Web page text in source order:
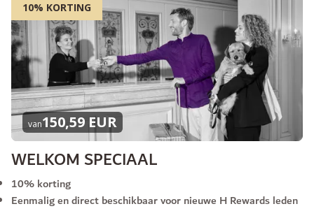
10% KORTING
van150,59 EUR
WELKOM SPECIAAL
10% korting
Eenmalig en direct beschikbaar voor nieuwe H Rewards leden